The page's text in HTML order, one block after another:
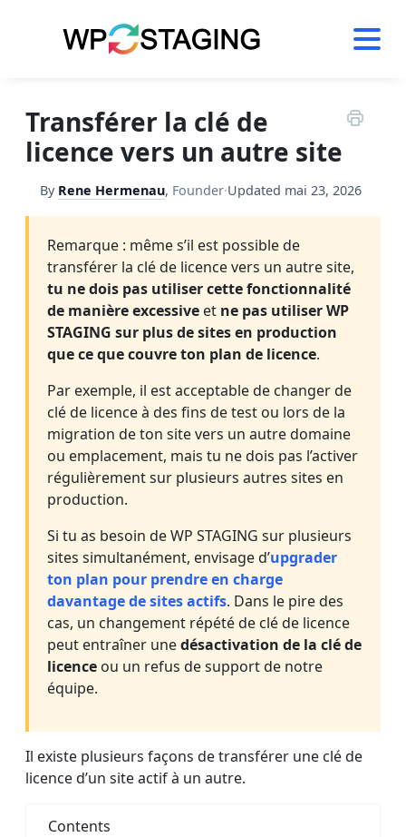
Transférer la clé de
licence vers un autre site
By Rene Hermenau, Founder·Updated mai 23, 2026
Remarque : même s’il est possible de
transférer la clé de licence vers un autre site,
tu ne dois pas utiliser cette fonctionnalité
de manière excessive et ne pas utiliser WP
STAGING sur plus de sites en production
que ce que couvre ton plan de licence.
Par exemple, il est acceptable de changer de
clé de licence à des fins de test ou lors de la
migration de ton site vers un autre domaine
ou emplacement, mais tu ne dois pas l’activer
régulièrement sur plusieurs autres sites en
production.
Si tu as besoin de WP STAGING sur plusieurs
sites simultanément, envisage d’upgrader
ton plan pour prendre en charge
davantage de sites actifs. Dans le pire des
cas, un changement répété de clé de licence
peut entraîner unedésactivation de la clé de
licence ou un refus de support de notre
équipe.
Il existe plusieurs façons de transférer une clé de
licence d’un site actif à un autre.
Contents